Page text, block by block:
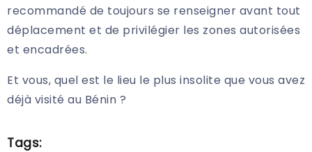
recommandé de toujours se renseigner avant tout
déplacement et de privilégier les zones autorisées
et encadrées.
Et vous, quel est le lieu le plus insolite que vous avez
déjà visité au Bénin ?
Tags: